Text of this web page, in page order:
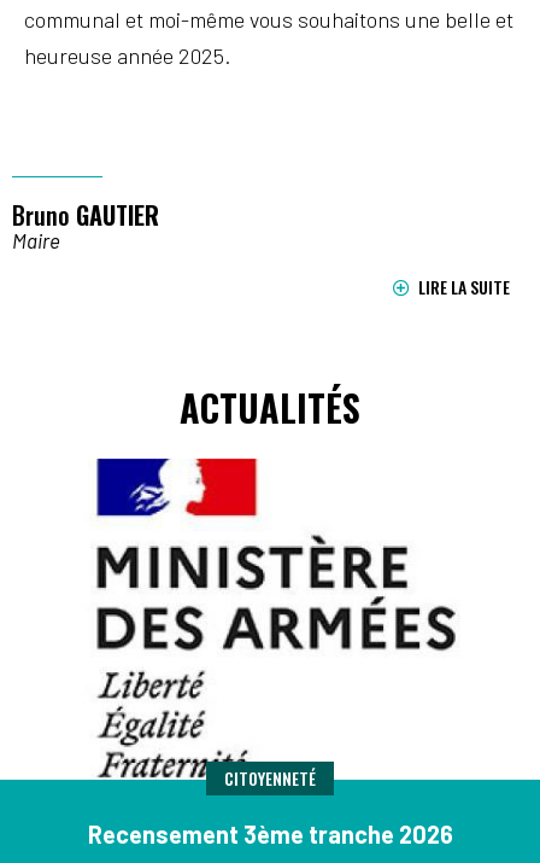
communal et moi-même vous souhaitons une belle et
heureuse année 2025.
Bruno GAUTIER
Maire
LIRE LA SUITE
ACTUALITÉS
CITOYENNETÉ
Recensement 3ème tranche 2026